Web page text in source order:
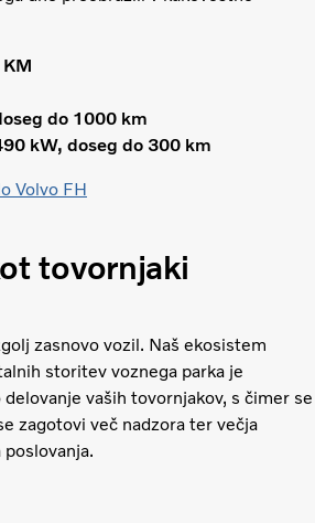
do 1000 km
kW, doseg do 300 km
Volvo FH
tovornjaki
zasnovo vozil. Naš ekosistem
storitev voznega parka je
vaših tovornjakov, s čimer se
zagotovi več nadzora ter večja